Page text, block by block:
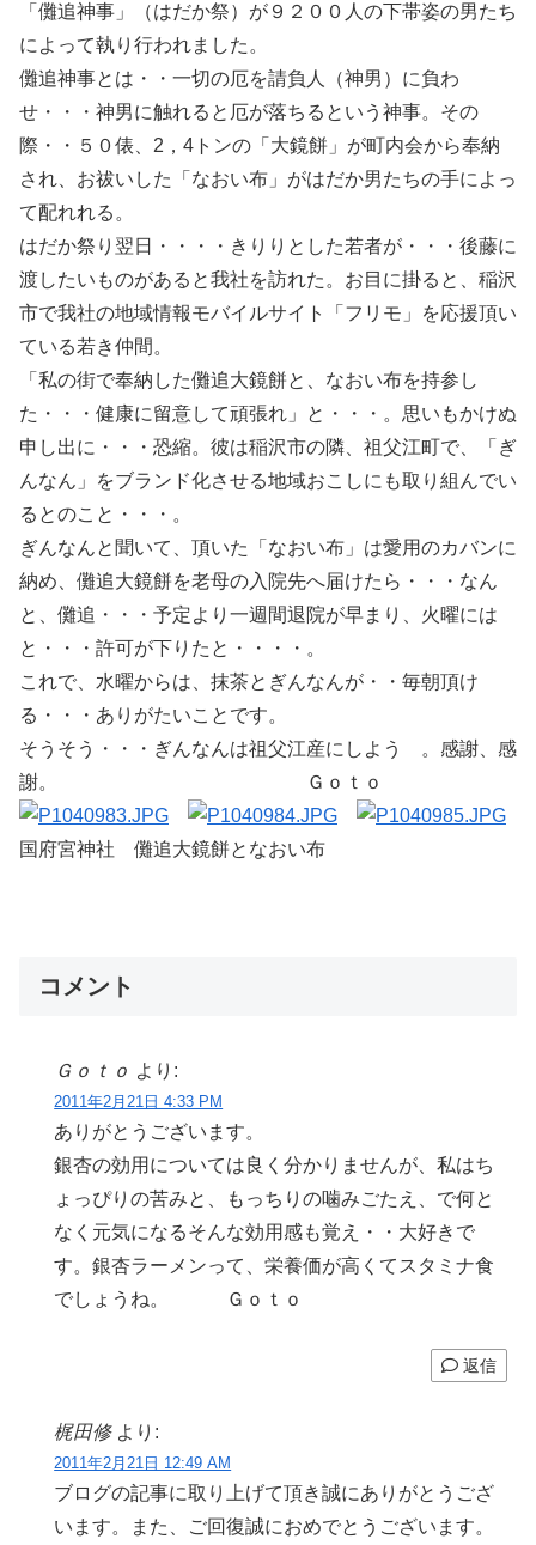
「儺追神事」（はだか祭）が９２００人の下帯姿の男たち
によって執り行われました。
儺追神事とは・・一切の厄を請負人（神男）に負わ
せ・・・神男に触れると厄が落ちるという神事。その
際・・５０俵、2，4トンの「大鏡餅」が町内会から奉納
され、お祓いした「なおい布」がはだか男たちの手によっ
て配れれる。
はだか祭り翌日・・・・きりりとした若者が・・・後藤に
渡したいものがあると我社を訪れた。お目に掛ると、稲沢
市で我社の地域情報モバイルサイト「フリモ」を応援頂い
ている若き仲間。
「私の街で奉納した儺追大鏡餅と、なおい布を持参し
た・・・健康に留意して頑張れ」と・・・。思いもかけぬ
申し出に・・・恐縮。彼は稲沢市の隣、祖父江町で、「ぎ
んなん」をブランド化させる地域おこしにも取り組んでい
るとのこと・・・。
ぎんなんと聞いて、頂いた「なおい布」は愛用のカバンに
納め、儺追大鏡餅を老母の入院先へ届けたら・・・なん
と、儺追・・・予定より一週間退院が早まり、火曜には
と・・・許可が下りたと・・・・。
これで、水曜からは、抹茶とぎんなんが・・毎朝頂け
る・・・ありがたいことです。
そうそう・・・ぎんなんは祖父江産にしよう 。感謝、感
謝。 Ｇｏｔｏ
国府宮神社 儺追大鏡餅となおい布
コメント
Ｇｏｔｏ より:
2011年2月21日 4:33 PM
ありがとうございます。
銀杏の効用については良く分かりませんが、私はち
ょっぴりの苦みと、もっちりの噛みごたえ、で何と
なく元気になるそんな効用感も覚え・・大好きで
す。銀杏ラーメンって、栄養価が高くてスタミナ食
でしょうね。 Ｇｏｔｏ
返信
梶田修 より:
2011年2月21日 12:49 AM
ブログの記事に取り上げて頂き誠にありがとうござ
います。また、ご回復誠におめでとうございます。